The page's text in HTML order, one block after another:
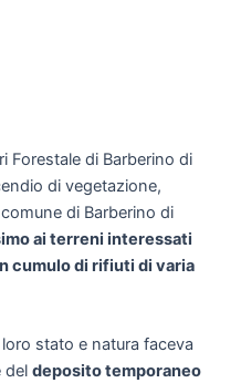
Forestale di Barberino di
di vegetazione,
di Barberino di
ai terreni interessati
cumulo di rifiuti di varia
stato e natura faceva
del deposito temporaneo